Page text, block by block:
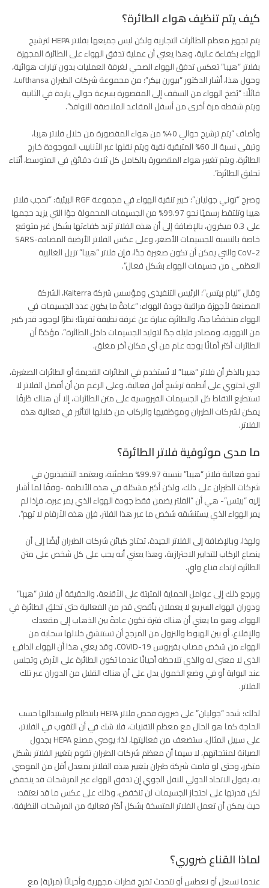
كيف يتم تنظيف هواء الطائرة؟
يتم تجهيز معظم الطائرات التجارية ولكن ليس جميعها بفلاتر HEPA لترشيح
الهواء بكفاءة عالية، وهذا يعني أن عملية تدفق الهواء على الطائرة المجهزة
بفلاتر “هيبا” تعكس تدفق الهواء الصحي لغرفة العمليات بدون تيارات هوائية،
وحول هذا، أشار الدكتور “بيورن بيكر”؛ من مجموعة شركات الطيران Lufthansa،
قائلًا: “يُضخ الهواء من السقف إلى المقصورة بسرعة حوالي ياردة في الثانية
ويتم شفطه مرة أخرى من أسفل المقاعد الملاصقة للنوافذ”.
وأضاف “يتم ترشيح حوالي 40% من هواء المقصورة من خلال فلاتر هيبا،
وتبقى نسبة الـ 60% المتبقية نقية ويتم نقلها عبر الأنابيب الموجودة خارج
الطائرة، ويتم تغيير هواء المقصورة بالكامل كل ثلاث دقائق في المتوسط، أثناء
تحليق الطائرة”.
وصرح “توني جوليان”؛ خبير تنقية الهواء في مجموعة RGF البيئية: “تحجب فلاتر
هيبا وتلتقط رسميًا نحو 99.97% من الجسيمات المحمولة جوًا التي يزيد حجمها
على 0.3 ميكرون، بالإضافة إلى أن هذه الفلاتر تزيد كفاءتها بشكل غير متوقع
خاصة بالنسبة للجسيمات الأصغر، وعلى عكس الفلاتر الأرضية المضادةSARS-
CoV-2 والتي يمكن أن تكون صغيرة جدًا، فإن فلاتر “هيبا” تزيل الغالبية
العظمى من جسيمات الهواء بشكل فعال”.
وقال “ليام بيتس”؛ الرئيس التنفيذي ومؤسس شركة Kaiterra، الشركة
المصنعة لأجهزة مراقبة جودة الهواء: “عادةً ما يكون عدد الجسيمات في
الهواء منخفضًا جدًا، والطائرة عبارة عن غرفة نظيفة تقريبًا؛ نظرًا لوجود قدر كبير
من التهوية، ومصادر قليلة جدًا لتوليد الجسيمات داخل الطائرة”، مؤكدًا أن
الطائرات أكثر أمانًا بوجه عام من أي مكان آخر مغلق.
جدير بالذكر أن فلاتر “هيبا” لا تُستخدم في الطائرات القديمة أو الطائرات الصغيرة،
التي تحتوي على أنظمة ترشيح أقل فعالية، وعلى الرغم من أن أفضل الفلاتر لا
تستطيع التقاط كل الجسيمات الفيروسية على متن الطائرات، إلا أن هناك طُرقًا
يمكن لشركات الطيران وموظفيها والركاب من خلالها التأثير في فعالية هذه
الفلاتر.
ما مدى موثوقية فلاتر الطائرة؟
تبدو فعالية فلاتر “هيبا” بنسبة 99.97% مطمئنة، ويعتمد التنفيذيون في
شركات الطيران على ذلك، ولكن أكبر مشكلة في هذه الأنظمة -وفقًا لما أشار
إليه “بيتس”- هي أن “الفلتر يضمن فقط جودة الهواء الذي يمر عبره، فإذا لم
يمر الهواء الذي يستنشقه شخص ما عبر هذا الفلتر، فإن هذه الأرقام لا تهم”.
ولهذا، وبالإضافة إلى الفلاتر الجيدة، تحتاج كبائن شركات الطيران أيضًا إلى أن
ينصاع الركاب للتدابير الاحترازية، وهذا يعني أنه يجب على كل شخص على متن
الطائرة ارتداء قناع واقٍ.
ويرجع ذلك إلى عوامل الحماية المثبتة على الأقنعة، والحقيقة أن فلاتر “هيبا”
ودوران الهواء السريع لا يعملان بأقصى قدر من الفعالية حتى تحلق الطائرة في
الهواء، وهو ما يعني أن هناك فترة تكون عادةً بين الذهاب إلى مقعدك
والإقلاع، أو بين الهبوط والنزول من المرجح أن تستنشق خلالها سحابة من
الهواء من شخص مصاب بفيروس COVID-19، وقد يعني هذا أن الهواء الدافئ
الذي لا معنى له والذي تلاحظه أحيانًا عندما تكون الطائرة على الأرض وتجلس
عند البوابة أو في وضع الخمول يدل على أن هناك القليل من الدوران عبر تلك
الفلاتر.
لذلك؛ شدد “جوليان” على ضرورة فحص فلاتر HEPA بانتظام واستبدالها حسب
الحاجة كما هو الحال مع معظم التقنيات، فلا شك في أن الثقوب في الفلاتر،
على سبيل المثال، ستضعف من فعاليتها، لذا؛ يوصي مصنع HEPA بجدول
الصيانة لمنتجاتهم، لا سيما أن معظم شركات الطيران تقوم بتغيير الفلاتر بشكل
متكرر، وحتى لو قامت شركة طيران بتغيير هذه الفلاتر بمعدل أقل من الموصي
به، يقول الاتحاد الدولي للنقل الجوي إن تدفق الهواء عبر المرشحات قد ينخفض
​​لكن قدرتها على احتجاز الجسيمات لن تنخفض، وذلك على عكس ما قد نعتقد؛
حيث يمكن أن تعمل الفلاتر المتسخة بشكل أكثر فعالية من المرشحات النظيفة.
لماذا القناع ضروري؟
عندما نسعل أو نعطس أو نتحدث تخرج قطرات مجهرية وأحيانًا (مرئية) مع